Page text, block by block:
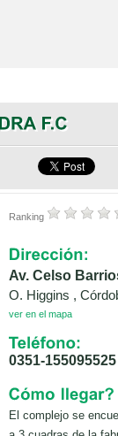
Ranking
Av. Celso
O. Higgins ,
ver en el mapa
0351-155095525
El complejo se